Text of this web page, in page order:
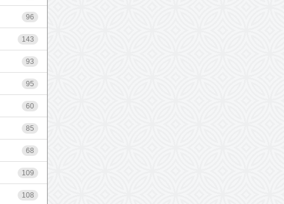
96
143
93
95
60
85
68
109
108